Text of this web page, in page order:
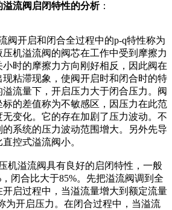
流阀启闭特性的分析：
开启和闭合全过程中的p-q特性称为
机溢流阀的阀芯在工作中受到摩擦力
时的摩擦力方向刚好相反，因此阀在
粘滞现象，使阀开启时和闭合时的特
流量下，开启压力大于闭合压力。阀
的差值称为不敏感区，因压力在此范
变化。它的存在加剧了压力波动。不
系统的压力波动范围增大。另外先导
控式溢流阀小。
溢流阀具有良好的启闭特性，一般
闭合比大于85%。先把溢流阀调到全
启过程中，当溢流量增大到额定流量
为开启压力。在闭合过程中，当溢流